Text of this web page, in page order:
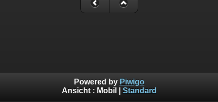
Powered by Piwigo
Ansicht : Mobil Standard